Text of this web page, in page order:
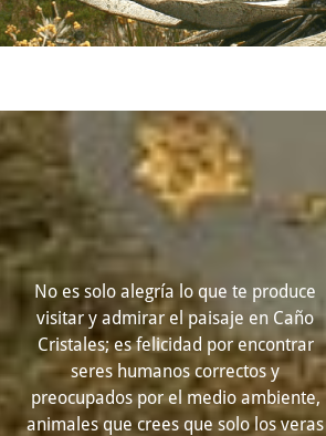
No es solo alegría lo que te produce
visitar y admirar el paisaje en Caño
Cristales; es felicidad por encontrar
seres humanos correctos y
preocupados por el medio ambiente,
animales que crees que solo los veras